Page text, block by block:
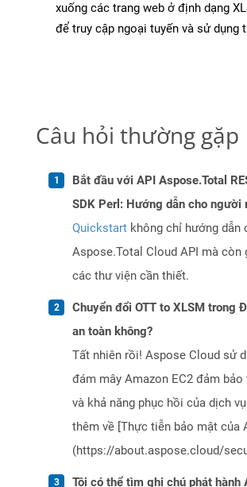
xuống các trang web ở định dạng
để truy cập ngoại tuyến và sử dụng
Câu hỏi thường gặp
Bắt đầu với API Aspose.Total
SDK Perl: Hướng dẫn cho người
Quickstart không chỉ hướng dẫn
Aspose.Total Cloud API mà còn
các thư viện cần thiết.
Chuyển đổi OTT to XLSM trong
an toàn không?
Tất nhiên rồi! Aspose Cloud sử
đám mây Amazon EC2 đảm
và khả năng phục hồi của dịch
thêm về [Thực tiễn bảo mật của
(https://about.aspose.cloud/
Tôi có thể tìm ghi chú phát hành